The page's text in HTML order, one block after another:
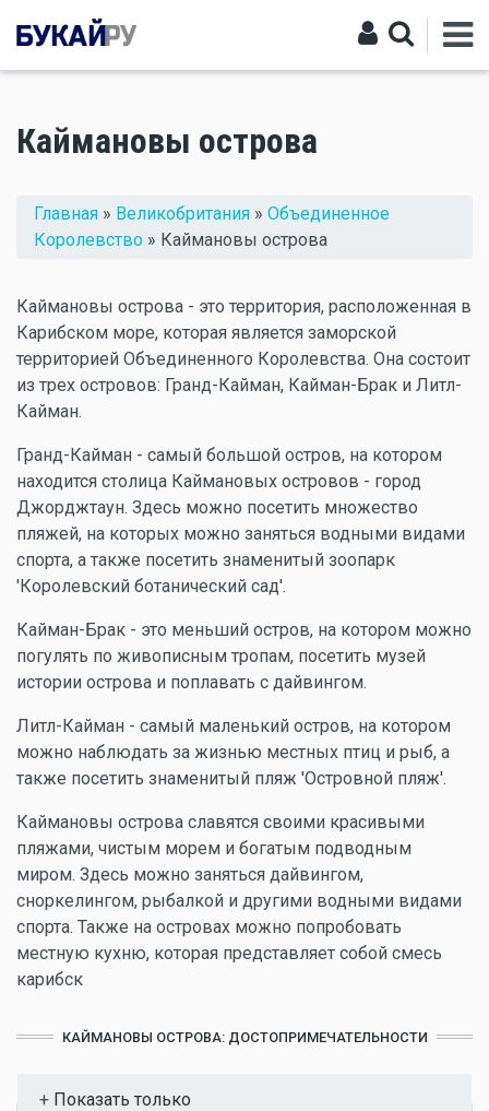
Каймановы острова
Вы здесь
Главная » Великобритания » Объединенное
Королевство » Каймановы острова
Каймановы острова - это территория, расположенная в
Карибском море, которая является заморской
территорией Объединенного Королевства. Она состоит
из трех островов: Гранд-Кайман, Кайман-Брак и Литл-
Кайман.
Гранд-Кайман - самый большой остров, на котором
находится столица Каймановых островов - город
Джорджтаун. Здесь можно посетить множество
пляжей, на которых можно заняться водными видами
спорта, а также посетить знаменитый зоопарк
'Королевский ботанический сад'.
Кайман-Брак - это меньший остров, на котором можно
погулять по живописным тропам, посетить музей
истории острова и поплавать с дайвингом.
Литл-Кайман - самый маленький остров, на котором
можно наблюдать за жизнью местных птиц и рыб, а
также посетить знаменитый пляж 'Островной пляж'.
Каймановы острова славятся своими красивыми
пляжами, чистым морем и богатым подводным
миром. Здесь можно заняться дайвингом,
сноркелингом, рыбалкой и другими водными видами
спорта. Также на островах можно попробовать
местную кухню, которая представляет собой смесь
карибск
КАЙМАНОВЫ ОСТРОВА: ДОСТОПРИМЕЧАТЕЛЬНОСТИ
Показать
Показать только